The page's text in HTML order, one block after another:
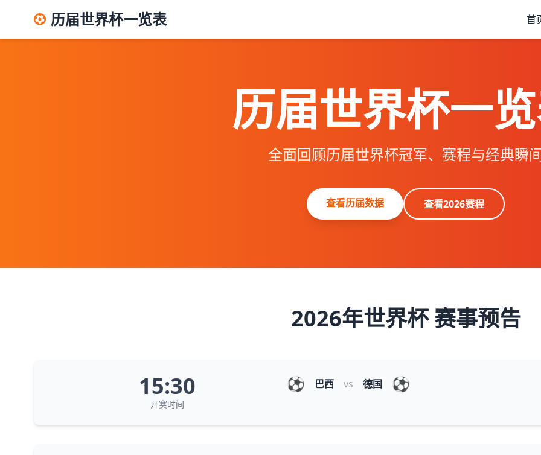
历届世界杯一览表 首
历届世界杯一
全面回顾历届世界杯冠军、赛程与经典瞬
查看历届数据 查看2026赛程
2026年世界杯 赛事预告
15:30
开赛时间
⚽ 巴西 vs 德国 ⚽